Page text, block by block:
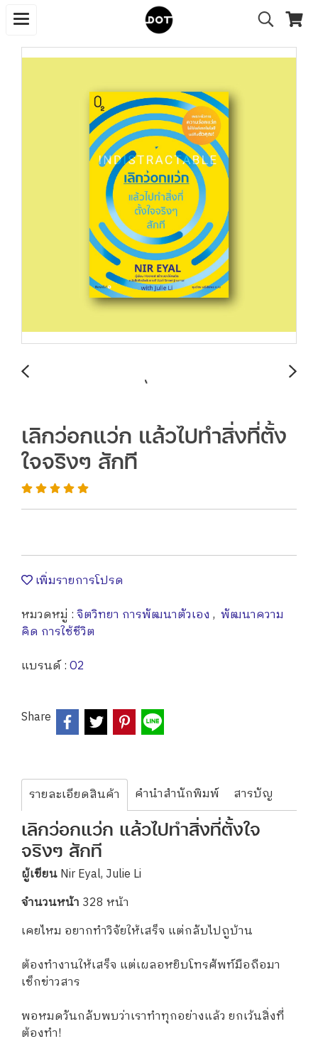
เลิกว่อกแว่ก แล้วไปทำสิ่งที่ตั้ง
ใจจริงๆ สักที
เพิ่มรายการโปรด
หมวดหมู่ :จิตวิทยา การพัฒนาตัวเอง , พัฒนาความ
คิด การใช้ชีวิต
แบรนด์ :O2
Share
รายละเอียดสินค้า คำนำสำนักพิมพ์ สารบัญ
เลิกว่อกแว่ก แล้วไปทำสิ่งที่ตั้งใจ
จริงๆ สักที
ผู้เขียนNir Eyal, Julie Li
จำนวนหน้า 328 หน้า
เคยไหม อยากทำวิจัยให้เสร็จ แต่กลับไปถูบ้าน
ต้องทำงานให้เสร็จ แต่เผลอหยิบโทรศัพท์มือถือมา
เช็กข่าวสาร
พอหมดวันกลับพบว่าเราทำทุกอย่างแล้ว ยกเว้นสิ่งที่
ต้องทำ!